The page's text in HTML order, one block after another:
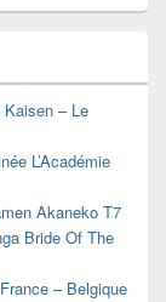
– Le
L’Académie
Akaneko T7
Bride Of The
– Belgique